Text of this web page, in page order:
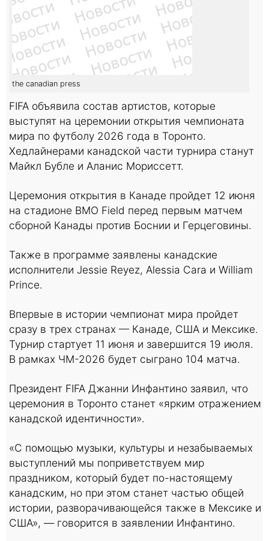
the canadian press
FIFA объявила состав артистов, которые
выступят на церемонии открытия чемпионата
мира по футболу 2026 года в Торонто.
Хедлайнерами канадской части турнира станут
Майкл Бубле и Аланис Мориссетт.
Церемония открытия в Канаде пройдет 12 июня
на стадионе BMO Field перед первым матчем
сборной Канады против Боснии и Герцеговины.
Также в программе заявлены канадские
исполнители Jessie Reyez, Alessia Cara и William
Prince.
Впервые в истории чемпионат мира пройдет
сразу в трех странах — Канаде, США и Мексике.
Турнир стартует 11 июня и завершится 19 июля.
В рамках ЧМ-2026 будет сыграно 104 матча.
Президент FIFA Джанни Инфантино заявил, что
церемония в Торонто станет «ярким отражением
канадской идентичности».
«С помощью музыки, культуры и незабываемых
выступлений мы поприветствуем мир
праздником, который будет по-настоящему
канадским, но при этом станет частью общей
истории, разворачивающейся также в Мексике и
США», — говорится в заявлении Инфантино.